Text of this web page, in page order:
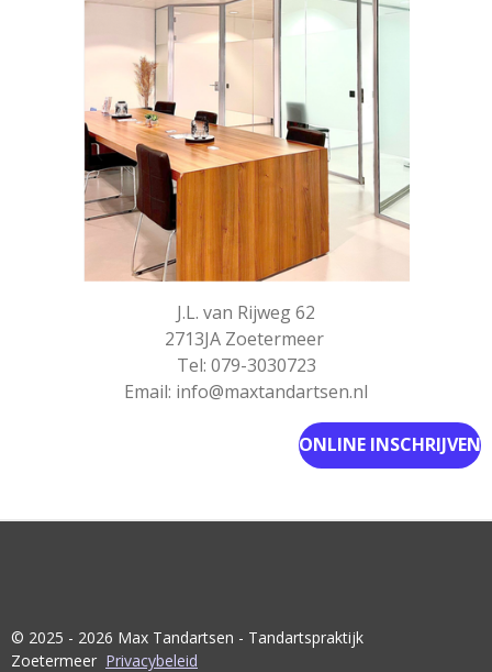
J.L. van Rijweg 62
2713JA Zoetermeer
Tel: 079-3030723
Email: info@maxtandartsen.nl
ONLINE INSCHRIJVEN
© 2025 - 2026 Max Tandartsen - Tandartspraktijk
Zoetermeer Privacybeleid